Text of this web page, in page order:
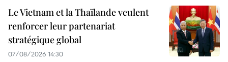
Le Vietnam et la Thaïlande veulent
renforcer leur partenariat
stratégique global
07/08/2026 14:30